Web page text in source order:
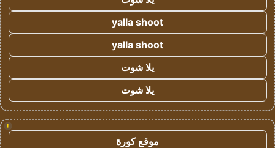
yalla shoot
yalla shoot
يلا شوت
يلا شوت
!
موقع كورة